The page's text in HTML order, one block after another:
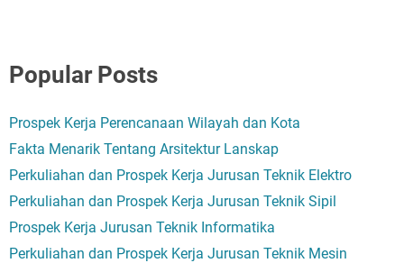
Popular Posts
Prospek Kerja Perencanaan Wilayah dan Kota
Fakta Menarik Tentang Arsitektur Lanskap
Perkuliahan dan Prospek Kerja Jurusan Teknik Elektro
Perkuliahan dan Prospek Kerja Jurusan Teknik Sipil
Prospek Kerja Jurusan Teknik Informatika
Perkuliahan dan Prospek Kerja Jurusan Teknik Mesin